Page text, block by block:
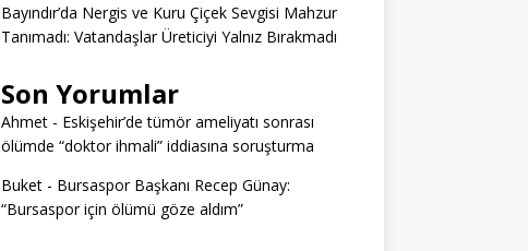
Bayındır’da Nergis ve Kuru Çiçek Sevgisi Mahzur
Tanımadı: Vatandaşlar Üreticiyi Yalnız Bırakmadı
Son Yorumlar
Ahmet- Eskişehir’de tümör ameliyatı sonrası
ölümde “doktor ihmali” iddiasına soruşturma
Buket- Bursaspor Başkanı Recep Günay:
“Bursaspor için ölümü göze aldım”